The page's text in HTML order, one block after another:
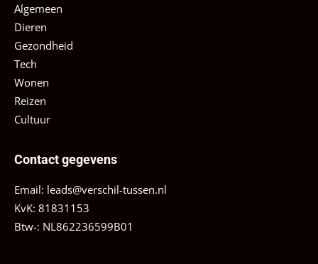
Algemeen
Dieren
Gezondheid
Tech
Wonen
Reizen
Cultuur
Contact gegevens
Email: leads@verschil-tussen.nl
KvK: 81831153
Btw-: NL862236599B01